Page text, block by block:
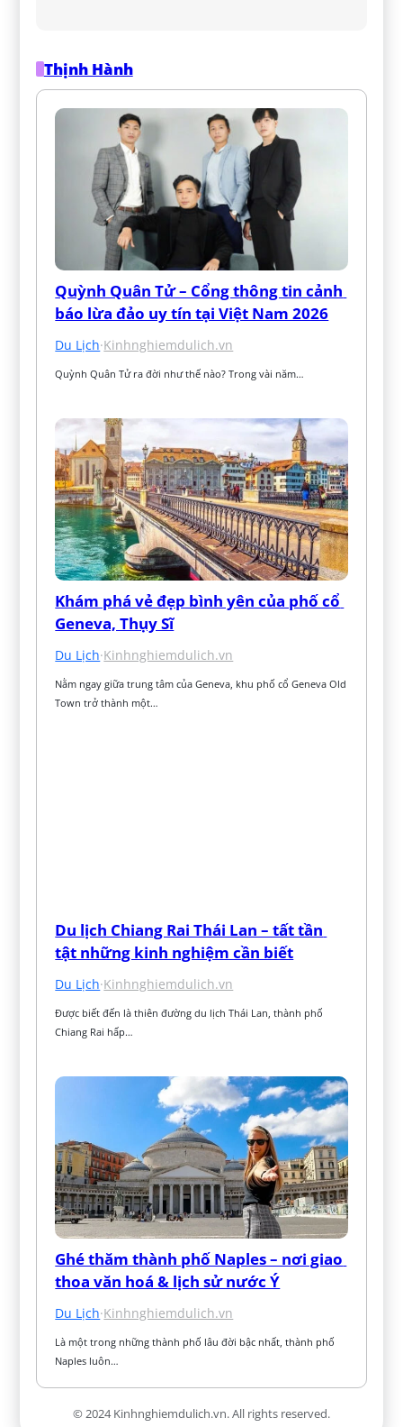
Thịnh Hành
Quỳnh Quân Tử – Cổng thông tin cảnh
báo lừa đảo uy tín tại Việt Nam 2026
Du Lịch·Kinhnghiemdulich.vn
Quỳnh Quân Tử ra đời như thế nào? Trong vài năm…
Khám phá vẻ đẹp bình yên của phố cổ
Geneva, Thụy Sĩ
Du Lịch·Kinhnghiemdulich.vn
Nằm ngay giữa trung tâm của Geneva, khu phố cổ Geneva Old
Town trở thành một…
Du lịch Chiang Rai Thái Lan – tất tần
tật những kinh nghiệm cần biết
Du Lịch·Kinhnghiemdulich.vn
Được biết đến là thiên đường du lịch Thái Lan, thành phố
Chiang Rai hấp…
Ghé thăm thành phố Naples – nơi giao
thoa văn hoá & lịch sử nước Ý
Du Lịch·Kinhnghiemdulich.vn
Là một trong những thành phố lâu đời bậc nhất, thành phố
Naples luôn…
© 2024 Kinhnghiemdulich.vn. All rights reserved.